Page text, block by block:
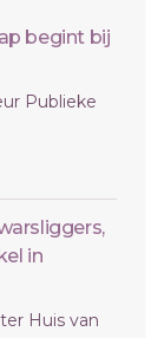
begint bij
Publieke
in
Huis van